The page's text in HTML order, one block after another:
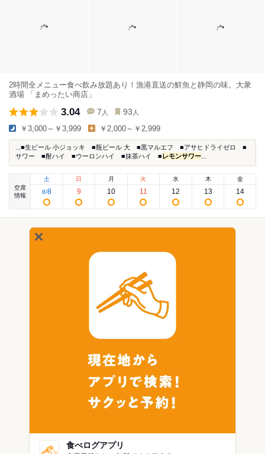
2時間全メニュー食べ飲み放題あり！漁港直送の鮮魚と静岡の味。大衆
酒場 「まめったい商店」
3.04 7 人 93 人
￥3,000～￥3,999 ￥2,000～￥2,999
...■生ビール 小ジョッキ ■瓶ビール 大 ■黒マルエフ ■アサヒドライゼロ ■
サワー ■酎ハイ ■ウーロンハイ ■抹茶ハイ ■ レモンサワー
空席
情報
土
8/8
日
9
月
10
火
11
水
12
木
13
金
14
食べログアプリ